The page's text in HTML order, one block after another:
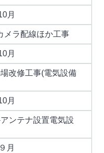
月
メラ配線ほか工事
月
改修工事(電気設備
月
ンテナ設置電気設
月